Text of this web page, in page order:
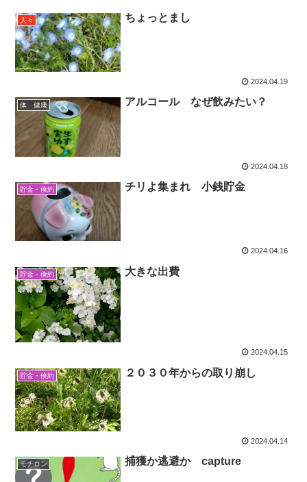
人々 ちょっとまし
2024.04.19
体 健康 アルコール なぜ飲みたい？
2024.04.18
貯金・倹約 チリよ集まれ 小銭貯金
2024.04.16
貯金・倹約 大きな出費
2024.04.15
貯金・倹約 ２０３０年からの取り崩し
2024.04.14
モチロン 捕獲か逃避か capture